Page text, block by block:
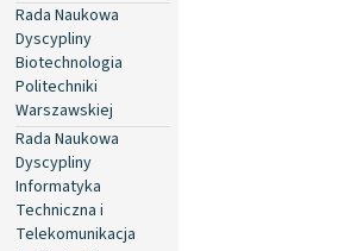
Rada Naukowa
Dyscypliny
Biotechnologia
Politechniki
Warszawskiej
Rada Naukowa
Dyscypliny
Informatyka
Techniczna i
Telekomunikacja